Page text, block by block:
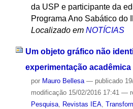
da USP e participante da
Programa Ano Sabático do
Localizado em NOTÍCIAS
Um objeto gráfico não
experimentação acadêmica
por Mauro Bellesa — publicado
modificação15/02/2016 17:41 —
Pesquisa, Revistas IEA,